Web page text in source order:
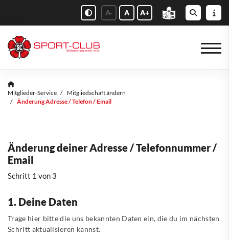
A- A A+
Mitglieder-Service
Mitgliedschaft ändern
Änderung Adresse / Telefon / Email
Änderung deiner Adresse / Telefonnummer /
Email
Schritt 1 von 3
1. Deine Daten
Trage hier bitte die uns bekannten Daten ein, die du im nächsten
Schritt aktualisieren kannst.